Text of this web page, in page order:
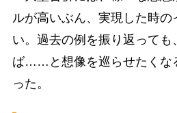
ルが高いぶん、実現した時の
い。過去の例を振り返って
ば……と想像を巡らせたくな
った。